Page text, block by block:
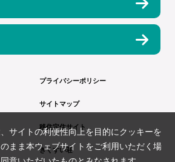
プライバシーポリシー
サイトマップ
移住定住サイト
きくすい荘
サイトの利便性向上を目的にクッキーを
まま本ウェブサイトをご利用いただく場